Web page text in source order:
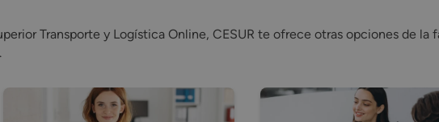
Transporte y Logística Online, CESUR te ofrece otras opciones de